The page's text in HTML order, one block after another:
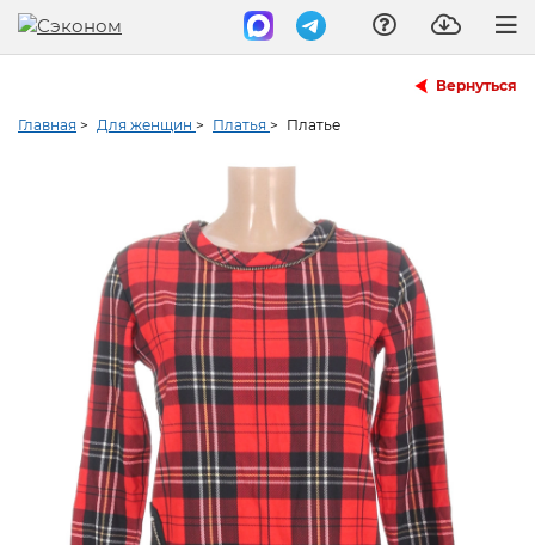
Вернуться
Главная > Для женщин > Платья > Платье